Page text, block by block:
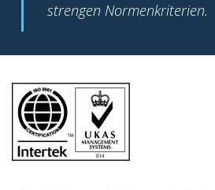
strengen Normenkriterien.